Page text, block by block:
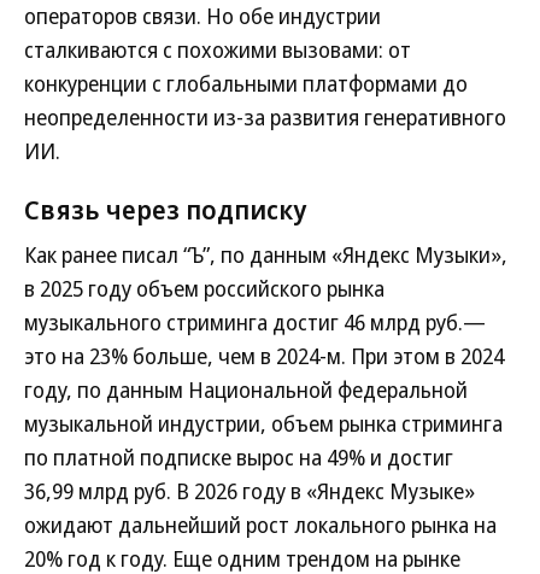
операторов связи. Но обе индустрии
сталкиваются с похожими вызовами: от
конкуренции с глобальными платформами до
неопределенности из-за развития генеративного
ИИ.
Связь через подписку
Как ранее писал “Ъ”, по данным «Яндекс Музыки»,
в 2025 году объем российского рынка
музыкального стриминга достиг 46 млрд руб.—
это на 23% больше, чем в 2024-м. При этом в 2024
году, по данным Национальной федеральной
музыкальной индустрии, объем рынка стриминга
по платной подписке вырос на 49% и достиг
36,99 млрд руб. В 2026 году в «Яндекс Музыке»
ожидают дальнейший рост локального рынка на
20% год к году. Еще одним трендом на рынке